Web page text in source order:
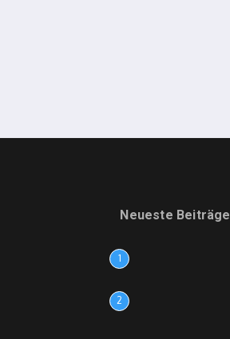
Neueste Beiträge
1
2